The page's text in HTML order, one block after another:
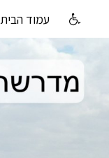
עמוד הבית